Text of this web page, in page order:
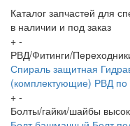
Каталог запчастей для
в наличии и под заказ
+ -
РВД/Фитинги/
Спираль защитная
(комплектующие) РВД
+ -
Болты/гайки/шайбы